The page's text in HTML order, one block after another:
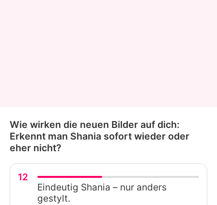
Wie wirken die neuen Bilder auf dich:
Erkennt man Shania sofort wieder oder
eher nicht?
12
Eindeutig Shania – nur anders
gestylt.